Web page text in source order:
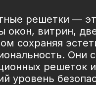
решетки —
окон, витрин,
сохраняя
Они
решеток
уровень